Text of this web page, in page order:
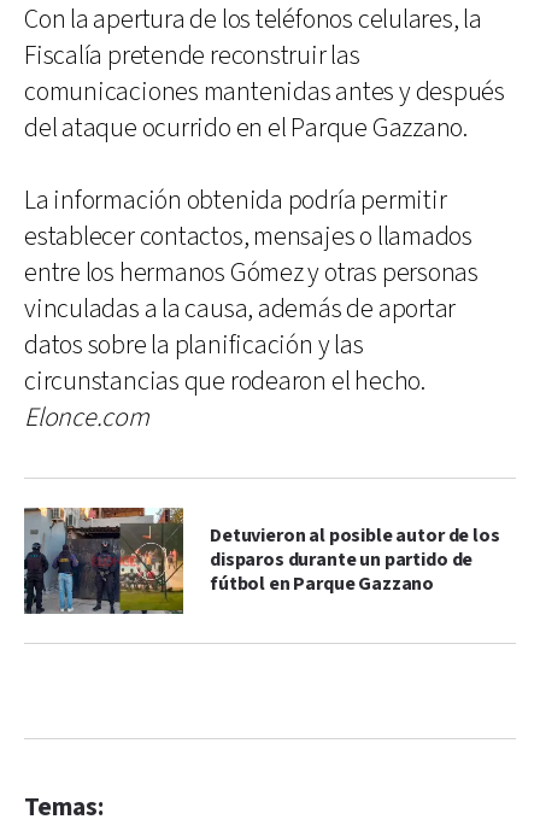
Con la apertura de los teléfonos celulares, la
Fiscalía pretende reconstruir las
comunicaciones mantenidas antes y después
del ataque ocurrido en el Parque Gazzano.
La información obtenida podría permitir
establecer contactos, mensajes o llamados
entre los hermanos Gómez y otras personas
vinculadas a la causa, además de aportar
datos sobre la planificación y las
circunstancias que rodearon el hecho.
Elonce.com
Detuvieron al posible autor de los
disparos durante un partido de
fútbol en Parque Gazzano
Temas: